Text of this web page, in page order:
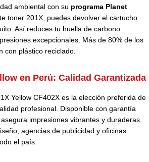
ambiental con su programa Planet
toner 201X, puedes devolver el cartucho
Así reduces tu huella de carbono
excepcionales. Más de 80% de los
con plástico reciclado.
en Perú: Calidad Garantizada
Yellow CF402X es la elección preferida de
profesional. Disponible con garantía
impresiones vibrantes y duraderas.
agencias de publicidad y oficinas
el país.